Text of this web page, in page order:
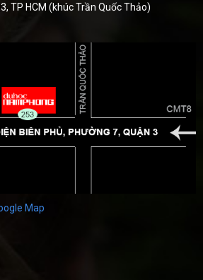
TP HCM (khúc Trần Quốc Thảo)
Map